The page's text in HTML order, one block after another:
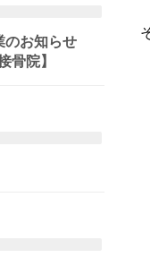
のお知らせ
骨院】